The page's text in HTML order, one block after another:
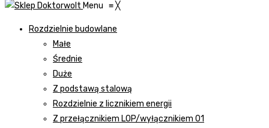
Menu ≡╳
Rozdzielnie budowlane
Małe
Średnie
Duże
Z podstawą stalową
Rozdzielnie z licznikiem energii
Z przełącznikiem LOP/wyłącznikiem 01